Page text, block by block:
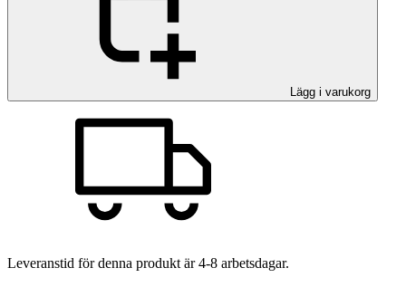
Lägg i varukorg
Leveranstid för denna produkt är4-8 arbetsdagar.